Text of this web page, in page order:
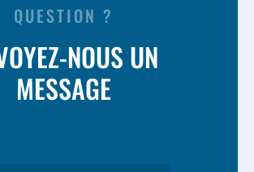
QUESTION ?
NOUS UN
MESSAGE